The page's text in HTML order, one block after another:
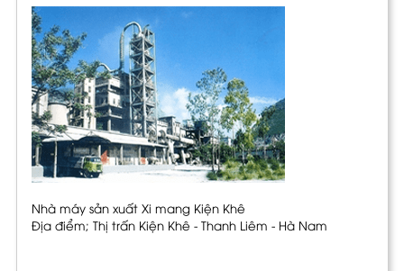
Nhà máy sản xuất Xi mang Kiện Khê
Địa điểm; Thị trấn Kiện Khê - Thanh Liêm - Hà Nam